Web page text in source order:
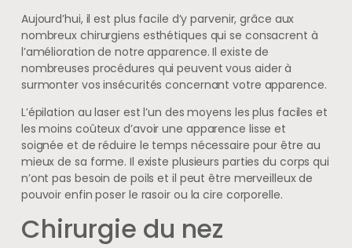
Aujourd’hui, il est plus facile d’y parvenir, grâce aux
nombreux chirurgiens esthétiques qui se consacrent à
l’amélioration de notre apparence. Il existe de
nombreuses procédures qui peuvent vous aider à
surmonter vos insécurités concernant votre apparence.
L’épilation au laser est l’un des moyens les plus faciles et
les moins coûteux d’avoir une apparence lisse et
soignée et de réduire le temps nécessaire pour être au
mieux de sa forme. Il existe plusieurs parties du corps qui
n’ont pas besoin de poils et il peut être merveilleux de
pouvoir enfin poser le rasoir ou la cire corporelle.
Chirurgie du nez